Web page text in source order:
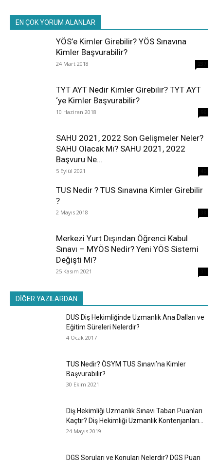
EN ÇOK YORUM ALANLAR
YÖS’e Kimler Girebilir? YÖS Sınavına
Kimler Başvurabilir?
24 Mart 2018
TYT AYT Nedir Kimler Girebilir? TYT AYT
‘ye Kimler Başvurabilir?
10 Haziran 2018
SAHU 2021, 2022 Son Gelişmeler Neler?
SAHU Olacak Mı? SAHU 2021, 2022
Başvuru Ne...
5 Eylül 2021
TUS Nedir ? TUS Sınavına Kimler Girebilir
?
2 Mayıs 2018
Merkezi Yurt Dışından Öğrenci Kabul
Sınavı – MYÖS Nedir? Yeni YÖS Sistemi
Değişti Mi?
25 Kasım 2021
DİĞER YAZILARDAN
DUS Diş Hekimliğinde Uzmanlık Ana Dalları ve
Eğitim Süreleri Nelerdir?
4 Ocak 2017
TUS Nedir? ÖSYM TUS Sınavı’na Kimler
Başvurabilir?
30 Ekim 2021
Diş Hekimliği Uzmanlık Sınavı Taban Puanları
Kaçtır? Diş Hekimliği Uzmanlık Kontenjanları...
24 Mayıs 2019
DGS Soruları ve Konuları Nelerdir? DGS Puan